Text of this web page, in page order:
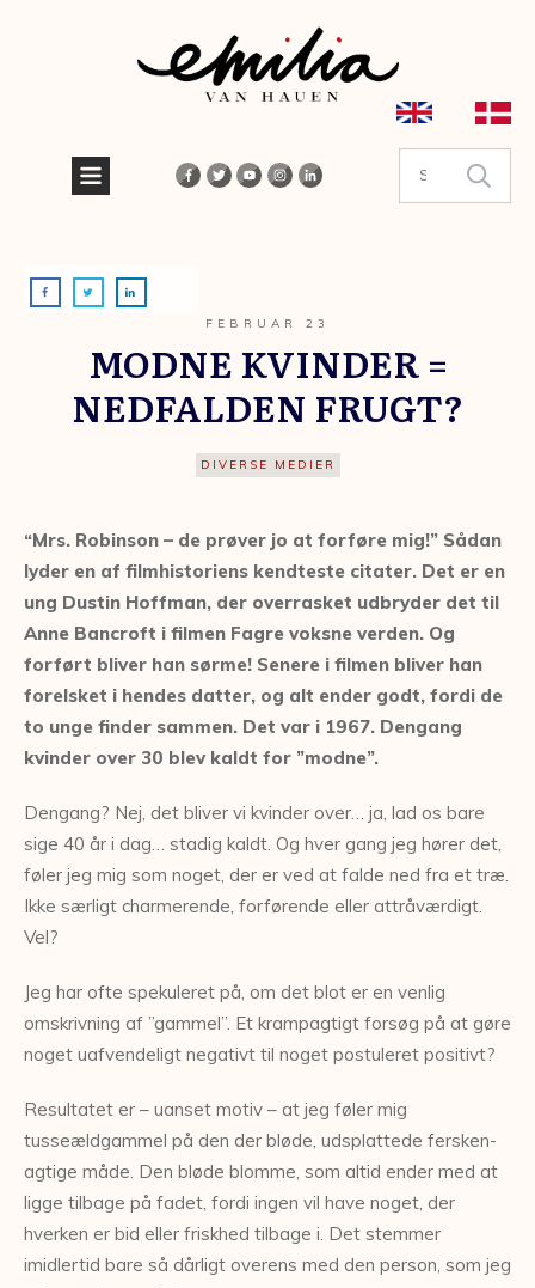
FEBRUAR 23
MODNE KVINDER =
NEDFALDEN FRUGT?
DIVERSE MEDIER
“Mrs. Robinson – de prøver jo at forføre mig!” Sådan
lyder en af filmhistoriens kendteste citater. Det er en
ung Dustin Hoffman, der overrasket udbryder det til
Anne Bancroft i filmen Fagre voksne verden. Og
forført bliver han sørme! Senere i filmen bliver han
forelsket i hendes datter, og alt ender godt, fordi de
to unge finder sammen. Det var i 1967. Dengang
kvinder over 30 blev kaldt for ”modne”.
Dengang? Nej, det bliver vi kvinder over… ja, lad os bare
sige 40 år i dag… stadig kaldt. Og hver gang jeg hører det,
føler jeg mig som noget, der er ved at falde ned fra et træ.
Ikke særligt charmerende, forførende eller attråværdigt.
Vel?
Jeg har ofte spekuleret på, om det blot er en venlig
omskrivning af ”gammel”. Et krampagtigt forsøg på at gøre
noget uafvendeligt negativt til noget postuleret positivt?
Resultatet er – uanset motiv – at jeg føler mig
tusseældgammel på den der bløde, udsplattede fersken-
agtige måde. Den bløde blomme, som altid ender med at
ligge tilbage på fadet, fordi ingen vil have noget, der
hverken er bid eller friskhed tilbage i. Det stemmer
imidlertid bare så dårligt overens med den person, som jeg